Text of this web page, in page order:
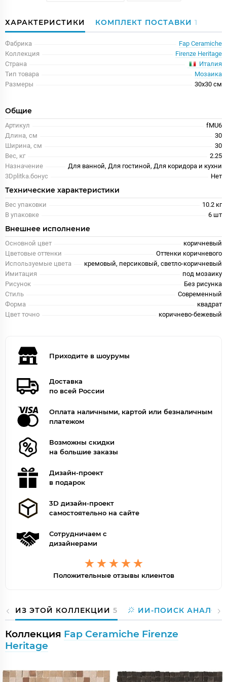
ХАРАКТЕРИСТИКИ КОМПЛЕКТ ПОСТАВКИ 1
Фабрика
Fap Ceramiche
Коллекция
Firenze Heritage
Страна
Италия
Тип товара
Мозаика
Размеры
30x30 см
Общие
Артикул
fMU6
Длина, см
30
Ширина, см
30
Вес, кг
2.25
Назначение
Для ванной, Для гостиной, Для коридора и кухни
3Dplitka.бонус
Нет
Технические характеристики
Вес упаковки
10.2 кг
В упаковке
6 шт
Внешнее исполнение
Основной цвет
коричневый
Цветовые оттенки
Оттенки коричневого
Используемые цвета
кремовый, персиковый, светло-коричневый
Имитация
под мозаику
Рисунок
Без рисунка
Стиль
Современный
Форма
квадрат
Цвет точно
коричнево-бежевый
Приходите в шоурумы
Доставка
по всей России
Оплата наличными, картой или безналичным
платежом
Возможны скидки
на большие заказы
Дизайн-проект
в подарок
3D дизайн-проект
самостоятельно на сайте
Сотрудничаем с
дизайнерами
Положительные отзывы клиентов
ИЗ ЭТОЙ КОЛЛЕКЦИИ 5 ИИ-ПОИСК
Коллекция Fap Ceramiche Firenze
Heritage